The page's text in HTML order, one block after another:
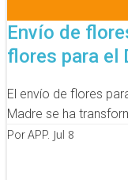
Envío de
flores para el
El envío de flores
Madre se ha
Por APP. Jul 8